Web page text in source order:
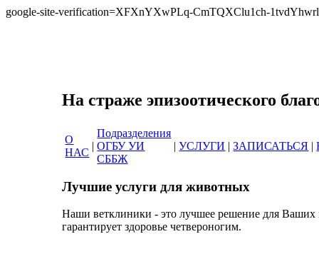
google-site-verification=XFXnYXwPLq-CmTQXClu1ch-
На страже
О
НАС
|
Подразделения
ОГБУ УИ
СББЖ
| УСЛУГИ | ЗАПИСАТЬСЯ |
Лучшие услуги для животных
Наши ветклиники - это лучшее решение для
гарантирует здоровье четвероногим.